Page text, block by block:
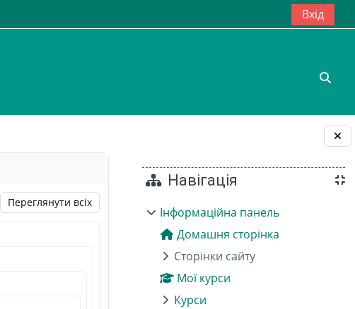
БлокиНавігація
Інформаційна панель
Домашня сторінка
Сторінки сайту
Мої курси
Курси
Вхід
Переглянути всіх